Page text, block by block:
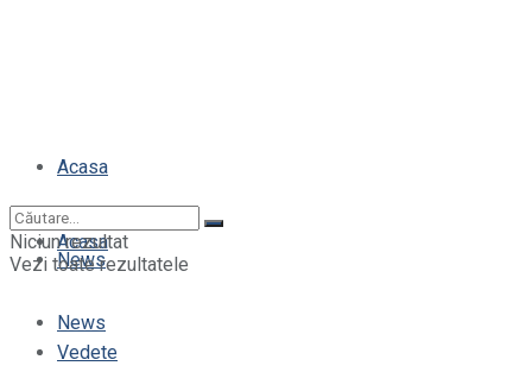
Acasa
News
Vedete
Acasa
News
Niciun rezultat
Vezi toate rezultatele